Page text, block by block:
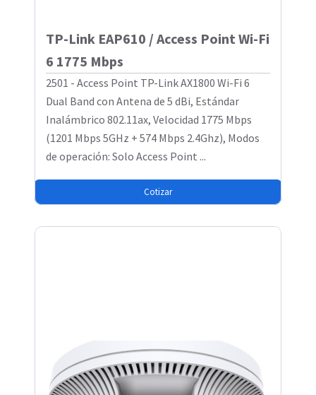
TP-Link EAP610 / Access Point Wi-Fi
6 1775 Mbps
2501 - Access Point TP-Link AX1800 Wi-Fi 6
Dual Band con Antena de 5 dBi, Estándar
Inalámbrico 802.11ax, Velocidad 1775 Mbps
(1201 Mbps 5GHz + 574 Mbps 2.4Ghz), Modos
de operación: Solo Access Point ...
Cotizar